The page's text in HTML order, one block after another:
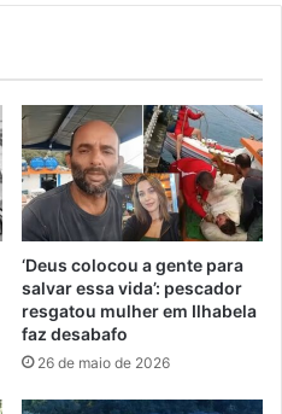
‘Deus colocou a gente para
salvar essa vida’: pescador
resgatou mulher em Ilhabela
faz desabafo
26 de maio de 2026